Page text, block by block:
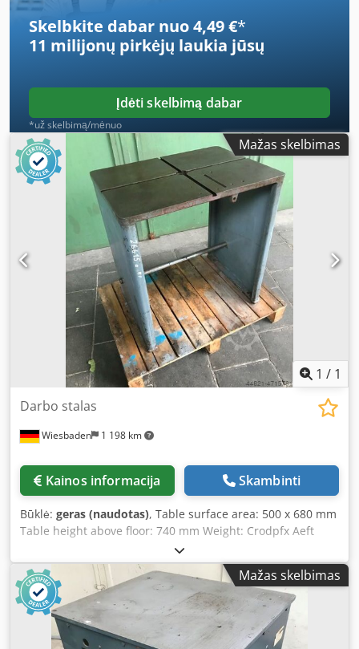
Skelbkite dabar nuo 4,49 €*
11 milijonų pirkėjų laukia jūsų
Įdėti skelbimą dabar
*už skelbimą/mėnuo
Mažas skelbimas
1 / 1
Wiesbaden 1 198 km
Darbo stalas
Kainos informacija Skambinti
Būklė: geras (naudotas), Table surface area: 500 x 680 mm
Table height above floor: 740 mm Weight: Crodpfx Aeft
Mažas skelbimas